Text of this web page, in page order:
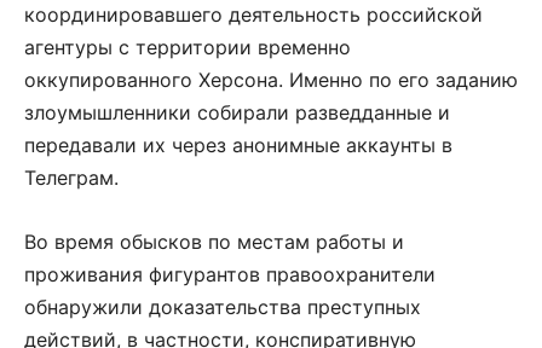
координировавшего деятельность российской
агентуры с территории временно
оккупированного Херсона. Именно по его заданию
злоумышленники собирали разведданные и
передавали их через анонимные аккаунты в
Телеграм.
Во время обысков по местам работы и
проживания фигурантов правоохранители
обнаружили доказательства преступных
действий, в частности, конспиративную